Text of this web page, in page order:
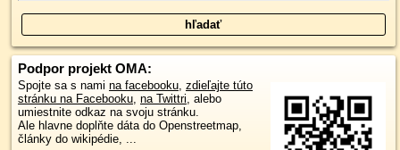
Podpor projekt OMA:
Spojte sa s nami na facebooku, zdieľajte túto
stránku na Facebooku, na Twittri, alebo
umiestnite odkaz na svoju stránku.
Ale hlavne doplňte dáta do Openstreetmap,
články do wikipédie, ...